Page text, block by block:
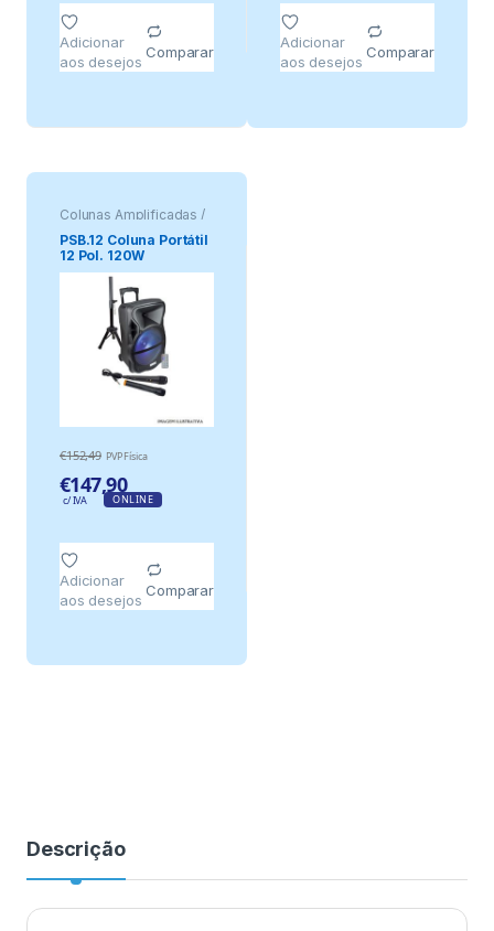
Adicionar
aos desejos
Comparar
Adicionar
aos desejos
Comparar
Colunas Amplificadas /
Portáteis
PSB.12 Coluna Portátil
12 Pol. 120W
USB/SD/BT/BAT/TWS +
2 Micro + Suporte
KARMA
€152,49 PVP Física
€147,90
c/ IVA ONLINE
Adicionar
aos desejos
Comparar
Descrição